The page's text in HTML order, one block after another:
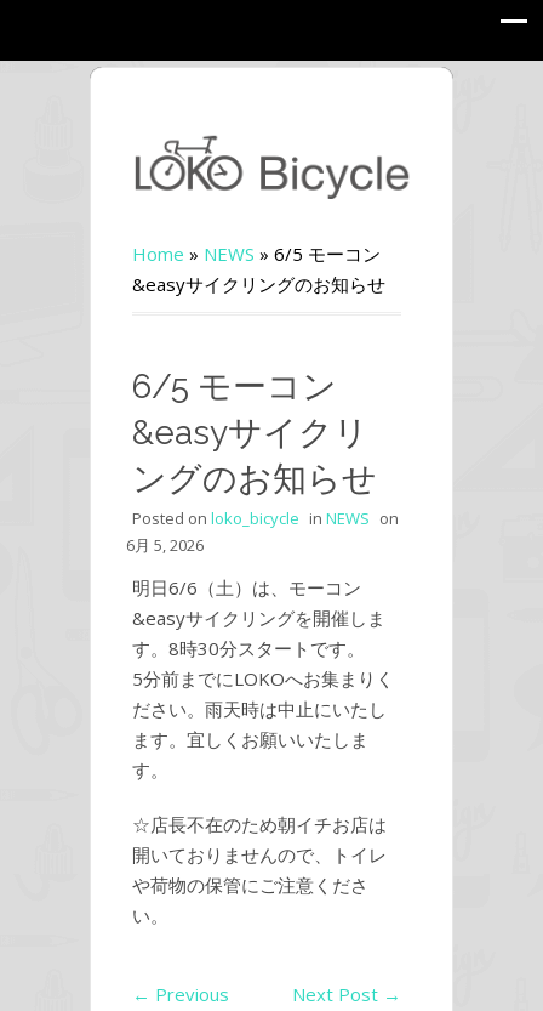
Home » NEWS » 6/5 モーコン
&easyサイクリングのお知らせ
6/5 モーコン
&easyサイクリ
ングのお知らせ
Posted on loko_bicycle in NEWS on
6月 5, 2026
明日6/6（土）は、モーコン
&easyサイクリングを開催しま
す。8時30分スタートです。
5分前までにLOKOへお集まりく
ださい。雨天時は中止にいたし
ます。宜しくお願いいたしま
す。
☆店長不在のため朝イチお店は
開いておりませんので、トイレ
や荷物の保管にご注意くださ
い。
← Previous
Next Post →